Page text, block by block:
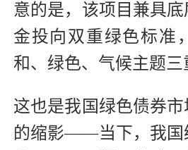
意的是，该项目兼具
金投向双重绿色标准
和、绿色、气候主题三
这也是我国绿色债券
的缩影——当下，我国